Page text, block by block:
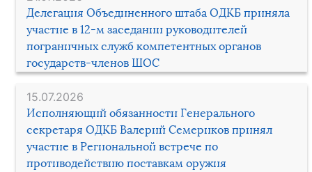
Делегация Объединенного штаба ОДКБ приняла
участие в 12-м заседании руководителей
пограничных служб компетентных органов
государств-членов ШОС
15.07.2026
Исполняющий обязанности Генерального
секретаря ОДКБ Валерий Семериков принял
участие в Региональной встрече по
противодействию поставкам оружия